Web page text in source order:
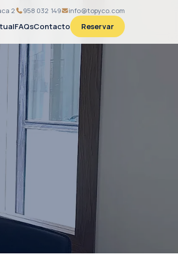
2 958 032 149 info@topyco.com
FAQsContacto Reservar